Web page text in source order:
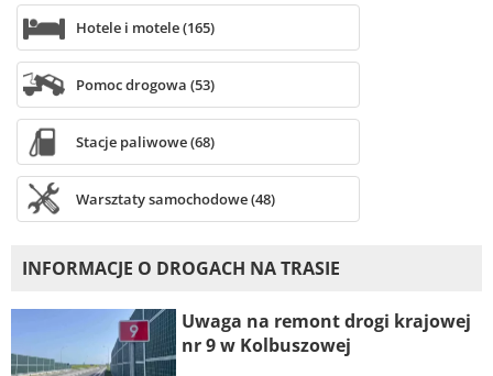
Hotele i motele (165)
Pomoc drogowa (53)
Stacje paliwowe (68)
Warsztaty samochodowe (48)
INFORMACJE O DROGACH NA TRASIE
Uwaga na remont drogi krajowej
nr 9 w Kolbuszowej